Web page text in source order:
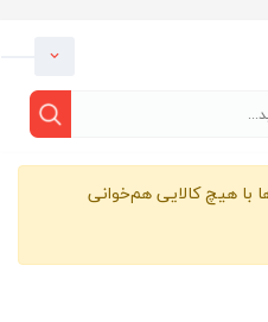
با هیچ کالایی هم‌خوانی